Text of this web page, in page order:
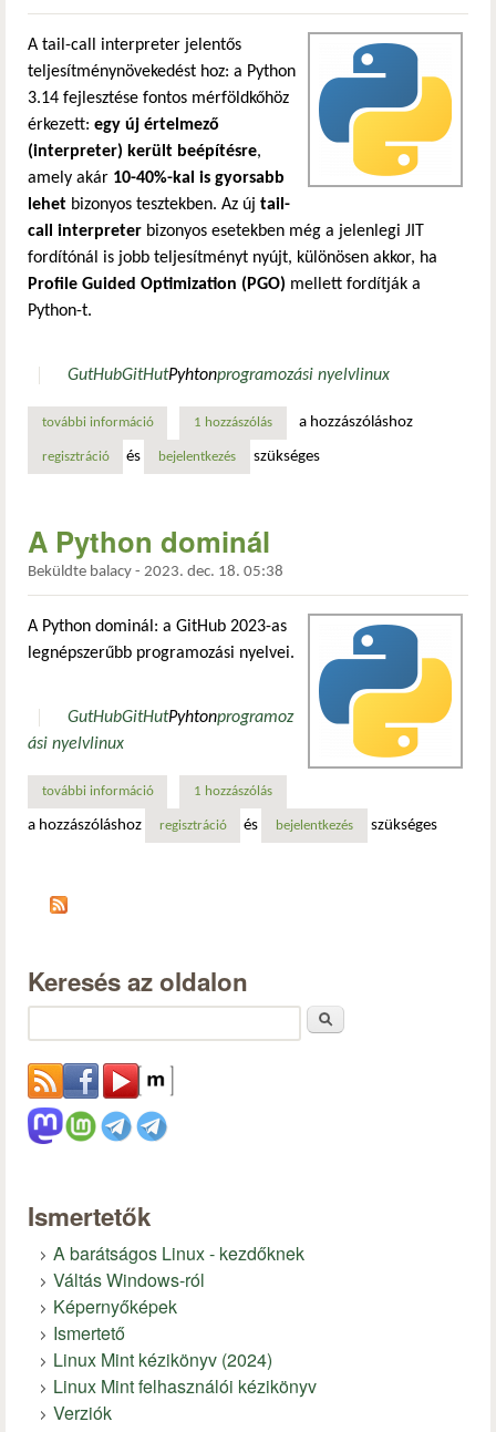
A tail-call interpreter jelentős
teljesítménynövekedést hoz: a Python
3.14 fejlesztése fontos mérföldkőhöz
érkezett: egy új értelmező
(interpreter) került beépítésre,
amely akár 10-40%-kal is gyorsabb
lehet bizonyos tesztekben. Az új tail-
call interpreter bizonyos esetekben még a jelenlegi JIT
fordítónál is jobb teljesítményt nyújt, különösen akkor, ha
Profile Guided Optimization (PGO) mellett fordítják a
Python-t.
GutHubGitHutPyhtonprogramozási nyelvlinux
további információpython 3.14 – új értelmezővel érkezik, akár 30%-kal
1 hozzászólás a hozzászóláshoz
regisztráció és bejelentkezés szükséges
A Python dominál
Beküldte balacy - 2023. dec. 18. 05:38
A Python dominál: a GitHub 2023-as
legnépszerűbb programozási nyelvei.
GutHubGitHutPyhtonprogramoz
ási nyelvlinux
további információa python dominál tartalommal kapcsolatosan
1 hozzászólás
a hozzászóláshoz regisztráció és bejelentkezés szükséges
Keresés az oldalon
Ismertetők
A barátságos Linux - kezdőknek
Váltás Windows-ról
Képernyőképek
Ismertető
Linux Mint kézikönyv (2024)
Linux Mint felhasználói kézikönyv
Verziók